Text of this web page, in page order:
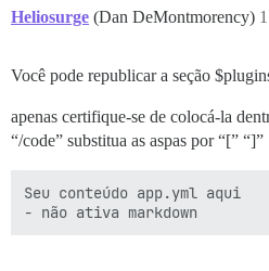
Heliosurge (Dan DeMontmorency)
Você pode republicar a seção
apenas certifique-se de colocá-la
“/code” substitua as aspas por “[” “]”
Seu conteúdo app.yml aqui
- não ativa markdown